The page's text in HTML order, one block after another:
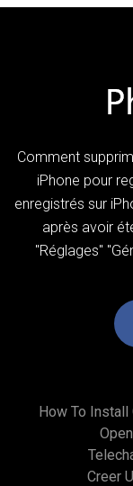
Comment
iPhone pour
enregistrés sur
après avoir
"Réglages"
How To Install
Creer